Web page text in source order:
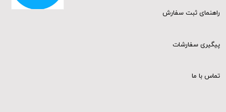
راهنمای ثبت سفارش
پیگیری سفارشات
تماس با ما